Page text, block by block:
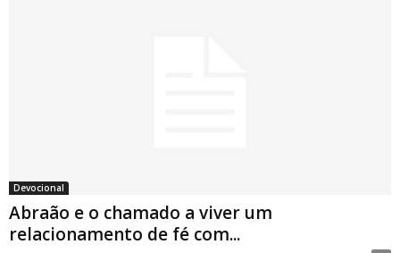
Devocional
Abraão e o chamado a viver um
relacionamento de fé com...